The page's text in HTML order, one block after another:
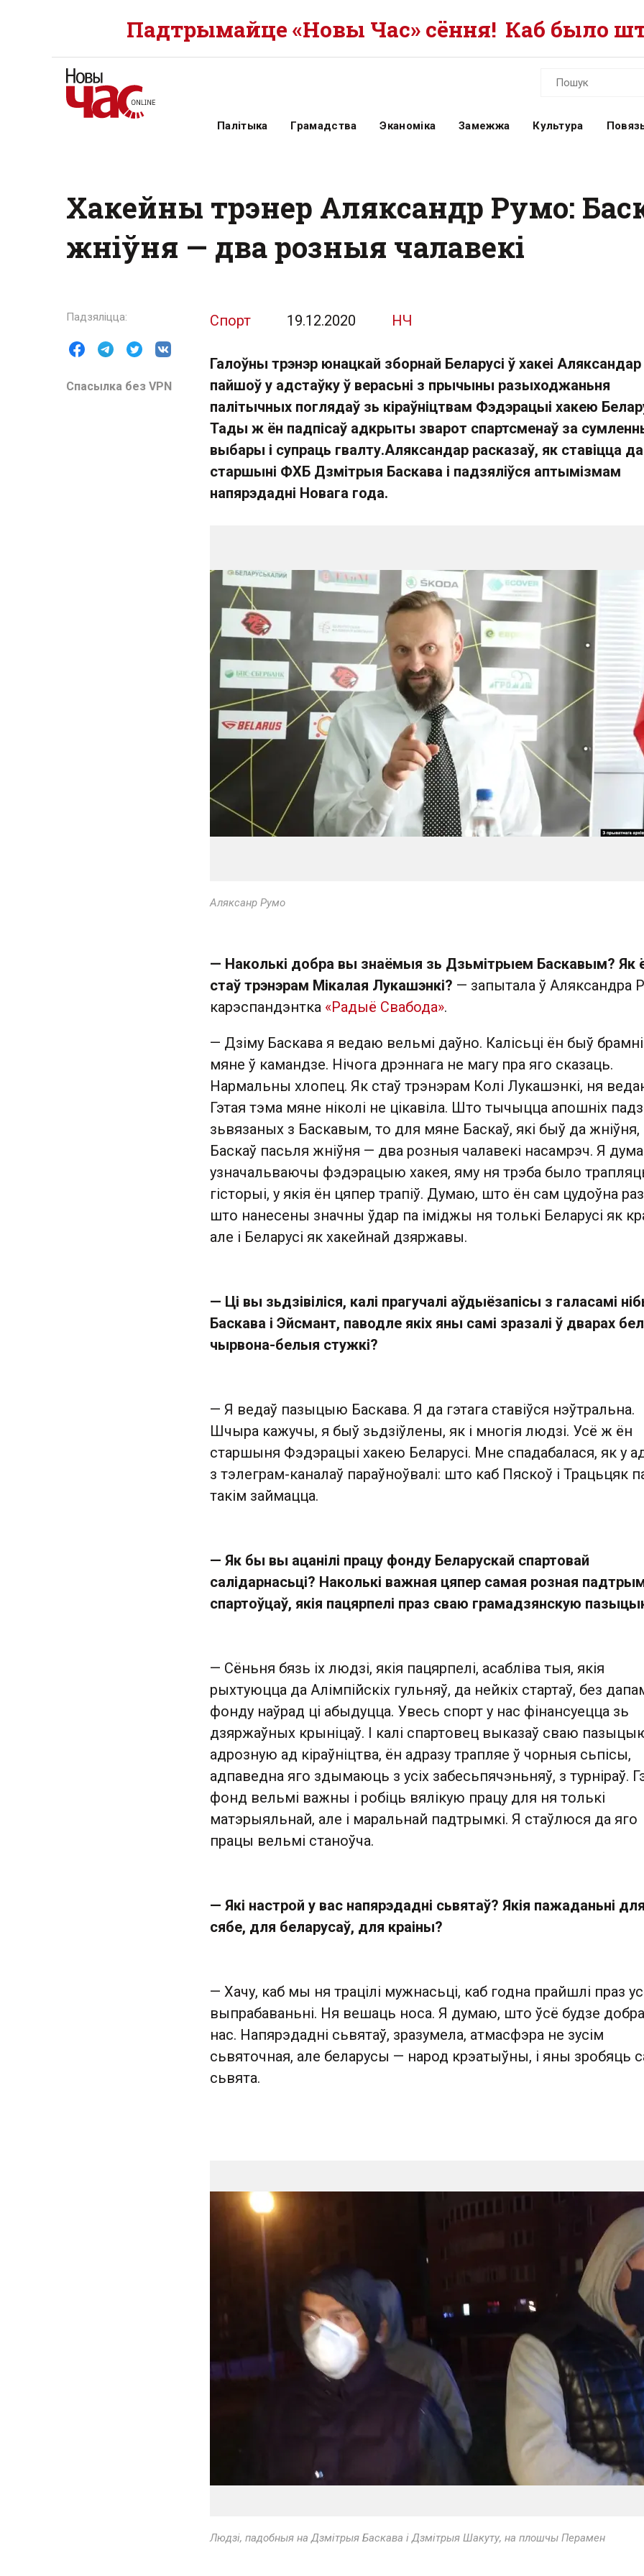
Падтрымайце «Новы Час» сёння! Каб было
Палітыка Грамадства Эканоміка Замежжа Культура
Хакейны трэнер Аляксандр Румо:
жніўня — два розныя чалавекі
Спасылка без VPN
Спорт 19.12.2020 НЧ
Галоўны трэнэр юнацкай зборнай Беларусі ў хакеі
пайшоў у адстаўку ў верасьні з прычыны разыходжаньня
палітычных поглядаў зь кіраўніцтвам Фэдэрацыі хакею
Тады ж ён падпісаў адкрыты зварот спартсменаў за
выбары і супраць гвалту.Аляксандар расказаў, як ставіцца да
старшыні ФХБ Дзмітрыя Баскава і падзяліўся аптымізмам
напярэдадні Новага года.
Аляксанр Румо
— Наколькі добра вы знаёмыя зь Дзьмітрыем Баскавым? Як
стаў трэнэрам Мікалая Лукашэнкі? — запытала ў Аляксандра
карэспандэнтка «Радыё Свабода».
— Дзіму Баскава я ведаю вельмі даўно. Калісьці ён быў
мяне ў камандзе. Нічога дрэннага не магу пра яго сказаць.
Нармальны хлопец. Як стаў трэнэрам Колі Лукашэнкі, ня
Гэтая тэма мяне ніколі не цікавіла. Што тычыцца апошніх
зьвязаных з Баскавым, то для мяне Баскаў, які быў да жніўня,
Баскаў пасьля жніўня — два розныя чалавекі насамрэч. Я
узначальваючы фэдэрацыю хакея, яму ня трэба было
гісторыі, у якія ён цяпер трапіў. Думаю, што ён сам цудоўна
што нанесены значны ўдар па іміджы ня толькі Беларусі як
але і Беларусі як хакейнай дзяржавы.
— Ці вы зьдзівіліся, калі прагучалі аўдыёзапісы з галасамі
Баскава і Эйсмант, паводле якіх яны самі зразалі ў дварах
чырвона-белыя стужкі?
— Я ведаў пазыцыю Баскава. Я да гэтага ставіўся нэўтральна.
Шчыра кажучы, я быў зьдзіўлены, як і многія людзі. Усё ж ён
старшыня Фэдэрацыі хакею Беларусі. Мне спадабалася, як у
з тэлеграм-каналаў параўноўвалі: што каб Пяскоў і Трацьцяк
такім займацца.
— Як бы вы ацанілі працу фонду Беларускай спартовай
салідарнасьці? Наколькі важная цяпер самая розная
спартоўцаў, якія пацярпелі праз сваю грамадзянскую
— Сёньня бязь іх людзі, якія пацярпелі, асабліва тыя, якія
рыхтуюцца да Алімпійскіх гульняў, да нейкіх стартаў, без
фонду наўрад ці абыдуцца. Увесь спорт у нас фінансуецца зь
дзяржаўных крыніцаў. І калі спартовец выказаў сваю
адрозную ад кіраўніцтва, ён адразу трапляе ў чорныя сьпісы,
адпаведна яго здымаюць з усіх забесьпячэньняў, з турніраў.
фонд вельмі важны і робіць вялікую працу для ня толькі
матэрыяльнай, але і маральнай падтрымкі. Я стаўлюся да яго
працы вельмі станоўча.
— Які настрой у вас напярэдадні сьвятаў? Якія пажаданьні для
сябе, для беларусаў, для краіны?
— Хачу, каб мы ня трацілі мужнасьці, каб годна прайшлі праз
выпрабаваньні. Ня вешаць носа. Я думаю, што ўсё будзе
нас. Напярэдадні сьвятаў, зразумела, атмасфэра не зусім
сьвяточная, але беларусы — народ крэатыўны, і яны зробяць
сьвята.
Людзі, падобныя на Дзмітрыя Баскава і Дзмітрыя Шакуту, на плошчы Перамен